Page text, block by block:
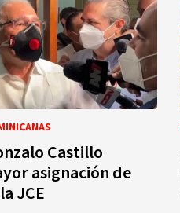
Castillo
asignación de
JCE